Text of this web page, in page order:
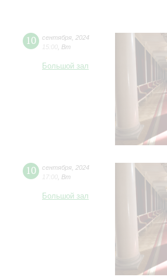
10 сентября 2024
15:00 Вт
Большой зал
10 сентября 2024
17:00 Вт
Большой зал